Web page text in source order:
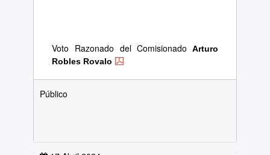
Voto Razonado del Comisionado Arturo
Robles Rovalo
Público